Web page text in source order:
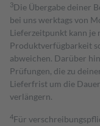
3Die Übergabe deiner
bei uns werktags von
Lieferzeitpunkt kann je
Produktverfügbarkeit
abweichen. Darüber
Prüfungen, die zu
Lieferfrist um die
verlängern.
4Für